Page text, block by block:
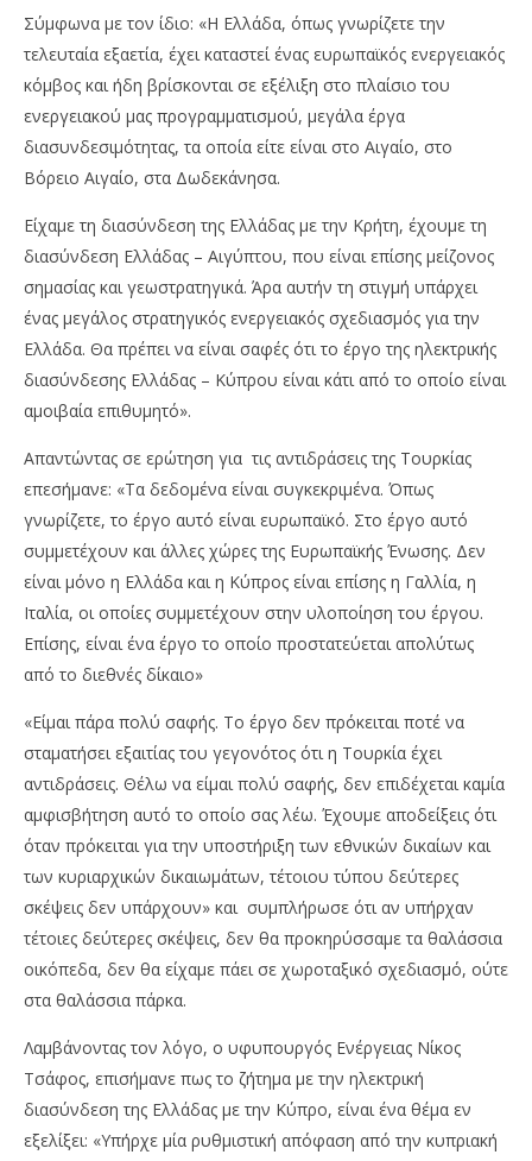
Σύμφωνα με τον ίδιο: «Η Ελλάδα, όπως γνωρίζετε την
τελευταία εξαετία, έχει καταστεί ένας ευρωπαϊκός ενεργειακός
κόμβος και ήδη βρίσκονται σε εξέλιξη στο πλαίσιο του
ενεργειακού μας προγραμματισμού, μεγάλα έργα
διασυνδεσιμότητας, τα οποία είτε είναι στο Αιγαίο, στο
Βόρειο Αιγαίο, στα Δωδεκάνησα.
Είχαμε τη διασύνδεση της Ελλάδας με την Κρήτη, έχουμε τη
διασύνδεση Ελλάδας – Αιγύπτου, που είναι επίσης μείζονος
σημασίας και γεωστρατηγικά. Άρα αυτήν τη στιγμή υπάρχει
ένας μεγάλος στρατηγικός ενεργειακός σχεδιασμός για την
Ελλάδα. Θα πρέπει να είναι σαφές ότι το έργο της ηλεκτρικής
διασύνδεσης Ελλάδας – Κύπρου είναι κάτι από το οποίο είναι
αμοιβαία επιθυμητό».
Απαντώντας σε ερώτηση για τις αντιδράσεις της Τουρκίας
επεσήμανε: «Τα δεδομένα είναι συγκεκριμένα. Όπως
γνωρίζετε, το έργο αυτό είναι ευρωπαϊκό. Στο έργο αυτό
συμμετέχουν και άλλες χώρες της Ευρωπαϊκής Ένωσης. Δεν
είναι μόνο η Ελλάδα και η Κύπρος είναι επίσης η Γαλλία, η
Ιταλία, οι οποίες συμμετέχουν στην υλοποίηση του έργου.
Επίσης, είναι ένα έργο το οποίο προστατεύεται απολύτως
από το διεθνές δίκαιο»
«Είμαι πάρα πολύ σαφής. Το έργο δεν πρόκειται ποτέ να
σταματήσει εξαιτίας του γεγονότος ότι η Τουρκία έχει
αντιδράσεις. Θέλω να είμαι πολύ σαφής, δεν επιδέχεται καμία
αμφισβήτηση αυτό το οποίο σας λέω. Έχουμε αποδείξεις ότι
όταν πρόκειται για την υποστήριξη των εθνικών δικαίων και
των κυριαρχικών δικαιωμάτων, τέτοιου τύπου δεύτερες
σκέψεις δεν υπάρχουν» και συμπλήρωσε ότι αν υπήρχαν
τέτοιες δεύτερες σκέψεις, δεν θα προκηρύσσαμε τα θαλάσσια
οικόπεδα, δεν θα είχαμε πάει σε χωροταξικό σχεδιασμό, ούτε
στα θαλάσσια πάρκα.
Λαμβάνοντας τον λόγο, ο υφυπουργός Ενέργειας Νίκος
Τσάφος, επισήμανε πως το ζήτημα με την ηλεκτρική
διασύνδεση της Ελλάδας με την Κύπρο, είναι ένα θέμα εν
εξελίξει: «Υπήρχε μία ρυθμιστική απόφαση από την κυπριακή